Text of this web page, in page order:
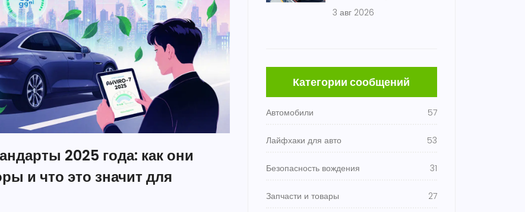
2025 года: как они
и что это значит для
3 авг 2026
Категории сообщений
Автомобили 57
Лайфхаки для авто 53
Безопасность вождения 31
Запчасти и товары 27